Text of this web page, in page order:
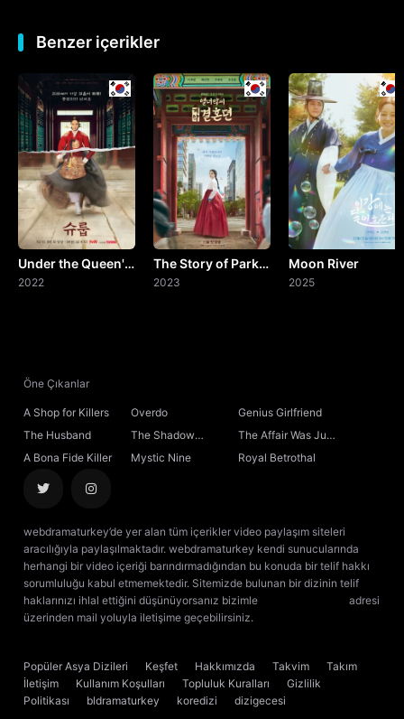
15. Bölüm
16. Bölüm Final
Benzer içerikler
Under the Queen's
Umbrella
2022
The Story of Park's
Marriage Contract
2023
Moon River
2025
Öne Çıkanlar
A Shop for Killers Overdo
Genius Girlfriend
The Husband
The Shadow
Sovereign
The Affair Was Just
the Beginning
A Bona Fide Killer Mystic Nine Royal Betrothal
webdramaturkey’de yer alan tüm içerikler video paylaşım siteleri
aracılığıyla paylaşılmaktadır. webdramaturkey kendi sunucularında
herhangi bir video içeriği barındırmadığından bu konuda bir telif hakkı
sorumluluğu kabul etmemektedir. Sitemizde bulunan bir dizinin telif
haklarınızı ihlal ettiğini düşünüyorsanız bizimle
adresi
üzerinden mail yoluyla iletişime geçebilirsiniz.
Popüler Asya Dizileri Keşfet Hakkımızda Takvim
Takım
İletişim
Kullanım Koşulları Topluluk Kuralları
Gizlilik
Politikası
bldramaturkey koredizi
dizigecesi